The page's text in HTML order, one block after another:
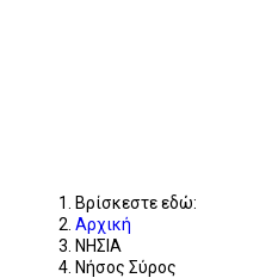
Βρίσκεστε εδώ:
Αρχική
ΝΗΣΙΑ
Νήσος Σύρος